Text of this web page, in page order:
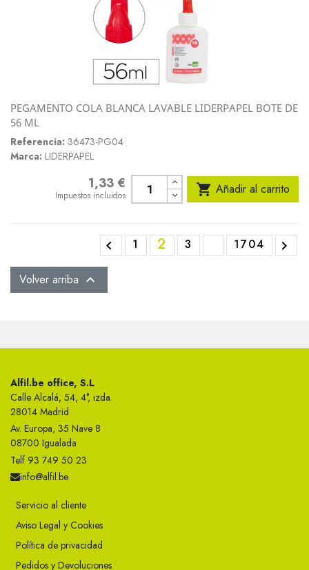
PEGAMENTO COLA BLANCA LAVABLE LIDERPAPEL BOTE DE
56 ML
Referencia: 36473-PG04
Marca: LIDERPAPEL
1,33 €
Impuestos incluidos  Añadir al carrito
 1 2 3 1704 
Volver arriba 
Alfil.be office, S.L
Calle Alcalá, 54, 4°, izda.
28014 Madrid
Av. Europa, 35 Nave 8
08700 Igualada
Telf 93 749 50 23
info@alfil.be
Servicio al cliente
Aviso Legal y Cookies
Política de privacidad
Pedidos y Devoluciones